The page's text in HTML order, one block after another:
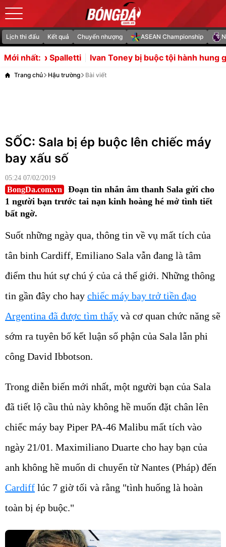
Lịch thi đấu Kết quả Chuyển nhượng ASEAN Championship
Mới nhất:
Ivan Toney bị buộc tội hành hung gây thương tích Tin
Trang chủ Hậu trường Bài viết
SỐC: Sala bị ép buộc lên chiếc máy
bay xấu số
05:24 07/02/2019
BongDa.com.vn
Đoạn tin nhắn âm thanh Sala gửi cho
1 người bạn trước tai nạn kinh hoàng hé mở tình tiết
bất ngờ.
Suốt những ngày qua, thông tin về vụ mất tích của
tân binh Cardiff, Emiliano Sala vẫn đang là tâm
điểm thu hút sự chú ý của cả thế giới. Những thông
tin gần đây cho hay chiếc máy bay trở tiền đạo
Argentina đã được tìm thấy và cơ quan chức năng sẽ
sớm ra tuyên bố kết luận số phận của Sala lẫn phi
công David Ibbotson.
Trong diễn biến mới nhất, một người bạn của Sala
đã tiết lộ cầu thủ này không hề muốn đặt chân lên
chiếc máy bay Piper PA-46 Malibu mất tích vào
ngày 21/01. Maximiliano Duarte cho hay bạn của
anh không hề muốn di chuyển từ Nantes (Pháp) đến
Cardiff lúc 7 giờ tối và rằng "tình huống là hoàn
toàn bị ép buộc."